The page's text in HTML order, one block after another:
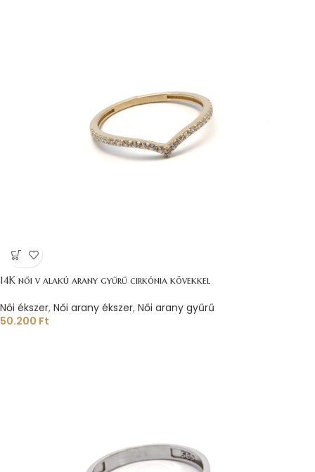
14K női v alakú arany gyűrű cirkónia kövekkel
Női ékszer, Női arany ékszer, Női arany gyűrű
50.200 Ft